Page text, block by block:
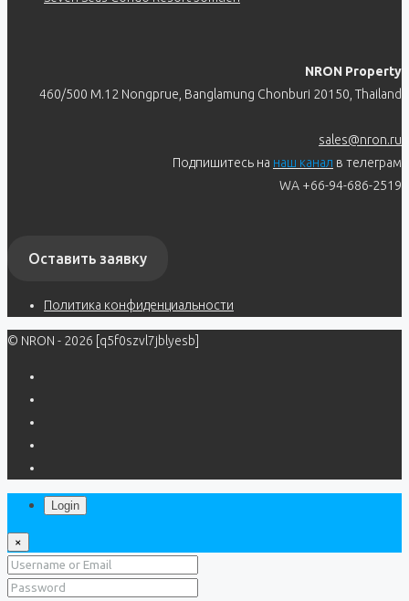
NRON Property
460/500 M.12 Nongprue, Banglamung Chonburi 20150, Thailand
sales@nron.ru
Подпишитесь на наш канал в телеграм
WA +66-94-686-2519
Оставить заявку
Политика конфиденциальности
© NRON - 2026 [q5f0szvl7jblyesb]
Login
×